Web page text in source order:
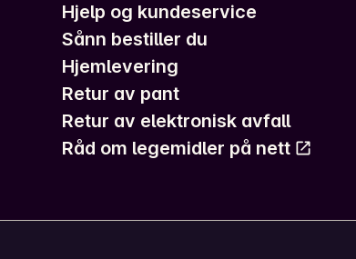
Hjelp og kundeservice
Sånn bestiller du
Hjemlevering
Retur av pant
Retur av elektronisk avfall
Råd om legemidler på nett